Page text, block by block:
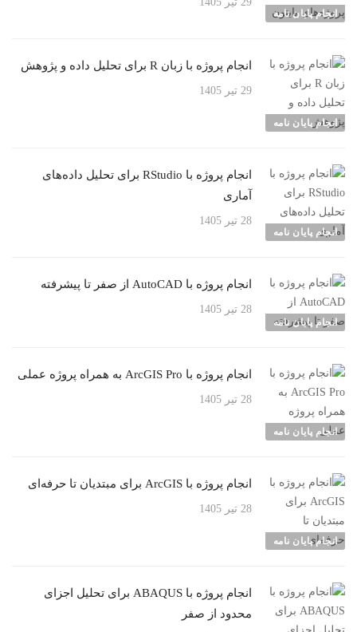
انجام پایان نامه
انجام پایان نامه
انجام پروژه با زبان R برای تحلیل داده و پژوهش
29 تیر 1405
انجام پایان نامه
انجام پروژه با RStudio برای تحلیل داده‌های
آماری
28 تیر 1405
انجام پایان نامه
انجام پروژه با AutoCAD از صفر تا پیشرفته
28 تیر 1405
انجام پایان نامه
انجام پروژه با ArcGIS Pro به همراه پروژه عملی
28 تیر 1405
انجام پایان نامه
انجام پروژه با ArcGIS برای مبتدیان تا حرفه‌ای
28 تیر 1405
انجام پروژه با ABAQUS برای تحلیل اجزای
محدود از صفر